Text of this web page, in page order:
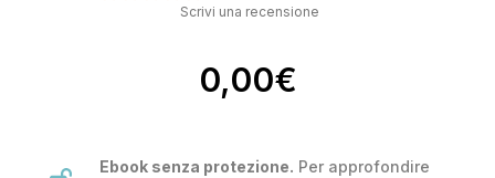
Scrivi una recensione
0,00€
Ebook senza protezione. Per approfondire